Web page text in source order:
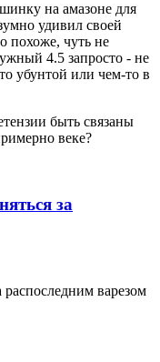
на амазоне для
удивил своей
похоже, чуть не
4.5 запросто - не
убунтой или чем-то в
быть связаны
веке?
за
варезом